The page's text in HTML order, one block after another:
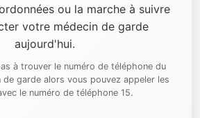
ou la marche à suivre
votre médecin de garde
aujourd'hui.
à trouver le numéro de téléphone du
de garde alors vous pouvez appeler les
le numéro de téléphone 15.